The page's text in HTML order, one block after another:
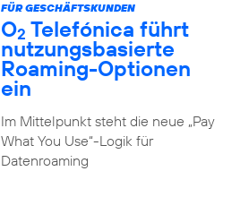
FÜR GESCHÄFTSKUNDEN
O2 Telefónica führt
nutzungs­basierte
Roaming-Optionen
ein
Im Mittelpunkt steht die neue „Pay
What You Use“-Logik für
Datenroaming